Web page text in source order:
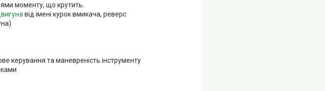
моменту, що крутить.
від імені курок вмикача, реверс
керування та маневреність інструменту